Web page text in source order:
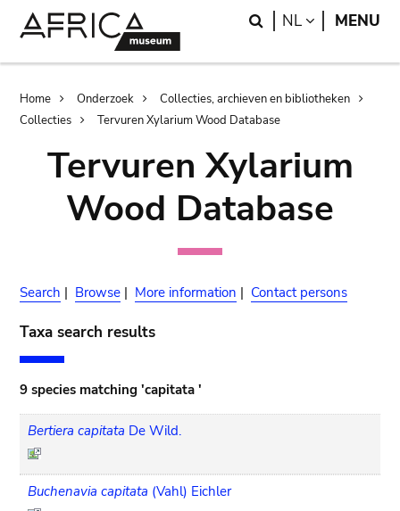
Search
NL LANGUAGE
MENU
Breadcrumb
Home Onderzoek
Collecties, archieven en bibliotheken
Collecties
Tervuren Xylarium Wood Database
Tervuren Xylarium
Wood Database
Search | Browse | More information | Contact persons
Taxa search results
9 species matching 'capitata '
Bertiera capitata De Wild.
Buchenavia capitata (Vahl) Eichler